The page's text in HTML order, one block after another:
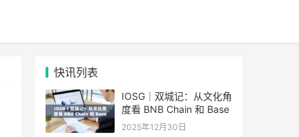
快讯列表
IOSG｜双城记：从文化角
度看 BNB Chain 和 Base
2025年12月30日